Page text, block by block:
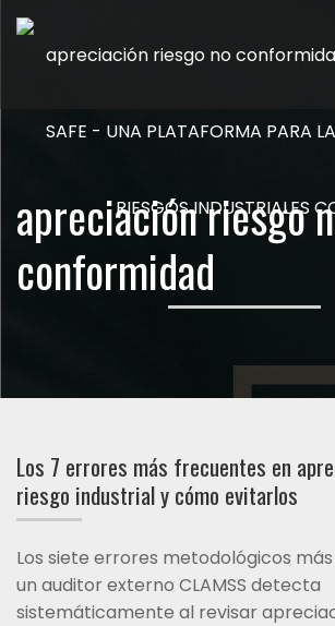
apreciación riesgo
conformidad
Los 7 errores más frecuentes en
riesgo industrial y cómo evitarlos
Los siete errores metodológicos
un auditor externo CLAMSS detecta
sistemáticamente al revisar